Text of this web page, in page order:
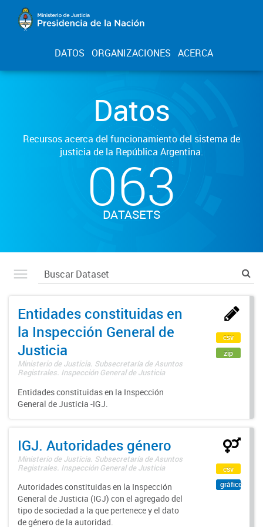
DATOS ORGANIZACIONES ACERCA
Datos
Recursos acerca del funcionamiento del sistema de
justicia de la República Argentina.
063
DATASETS
Entidades constituidas en
la Inspección General de
Justicia
Ministerio de Justicia. Subsecretaría de Asuntos
Registrales. Inspección General de Justicia
Entidades constituidas en la Inspección
General de Justicia -IGJ.
csv
zip
IGJ. Autoridades género
Ministerio de Justicia. Subsecretaría de Asuntos
Registrales. Inspección General de Justicia
Autoridades constituidas en la Inspección
General de Justicia (IGJ) con el agregado del
tipo de sociedad a la que pertenece y el dato
de género de la autoridad.
csv
gráfico